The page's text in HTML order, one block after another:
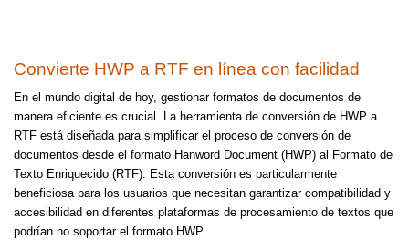
Convierte HWP a RTF en línea con facilidad
En el mundo digital de hoy, gestionar formatos de documentos de
manera eficiente es crucial. La herramienta de conversión de HWP a
RTF está diseñada para simplificar el proceso de conversión de
documentos desde el formato Hanword Document (HWP) al Formato de
Texto Enriquecido (RTF). Esta conversión es particularmente
beneficiosa para los usuarios que necesitan garantizar compatibilidad y
accesibilidad en diferentes plataformas de procesamiento de textos que
podrían no soportar el formato HWP.